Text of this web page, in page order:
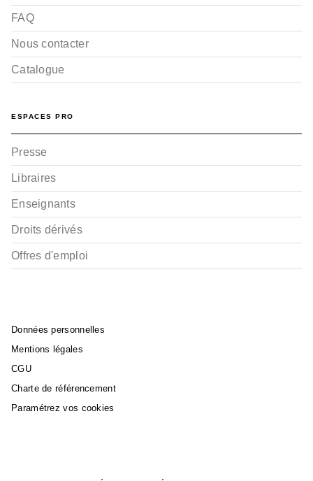
FAQ
Nous contacter
Catalogue
ESPACES PRO
Presse
Libraires
Enseignants
Droits dérivés
Offres d'emploi
Données personnelles
Mentions légales
CGU
Charte de référencement
Paramétrez vos cookies